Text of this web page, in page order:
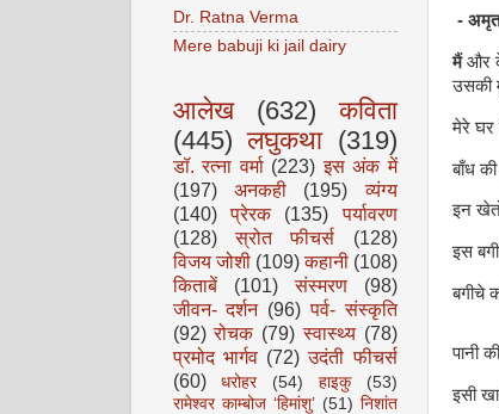
-
मैंऔर
उसकी
मेरे घर
बाँध
इन
इस
बगीचे
पानी
इसी
Dr. Ratna Verma
Mere babuji ki jail dairy
आलेख (632)
कविता
(445) लघुकथा (319)
डॉ. रत्ना वर्मा (223) इस अंक में
(197)
अनकही (195)
व्यंग्य
(140)
प्रेरक (135)
पर्यावरण
(128)
स्रोत फीचर्स
(128)
विजय जोशी (109) कहानी (108)
किताबें
(101) संस्मरण
(98)
जीवन- दर्शन (96) पर्व- संस्कृति
(92) रोचक (79) स्वास्थ्य (78)
प्रमोद भार्गव (72) उदंती फीचर्स
(60)
धरोहर (54) हाइकु
(53)
रामेश्वर काम्बोज ‘हिमांशु’ (51) निशांत